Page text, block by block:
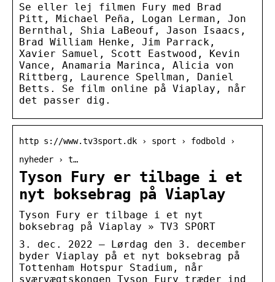
Se eller lej filmen Fury med Brad
Pitt, Michael Peña, Logan Lerman, Jon
Bernthal, Shia LaBeouf, Jason Isaacs,
Brad William Henke, Jim Parrack,
Xavier Samuel, Scott Eastwood, Kevin
Vance, Anamaria Marinca, Alicia von
Rittberg, Laurence Spellman, Daniel
Betts. Se film online på Viaplay, når
det passer dig.
http s://www.tv3sport.dk › sport › fodbold ›
nyheder › t…
Tyson Fury er tilbage i et
nyt boksebrag på Viaplay
Tyson Fury er tilbage i et nyt
boksebrag på Viaplay » TV3 SPORT
3. dec. 2022 — Lørdag den 3. december
byder Viaplay på et nyt boksebrag på
Tottenham Hotspur Stadium, når
sværvægtskongen Tyson Fury træder ind